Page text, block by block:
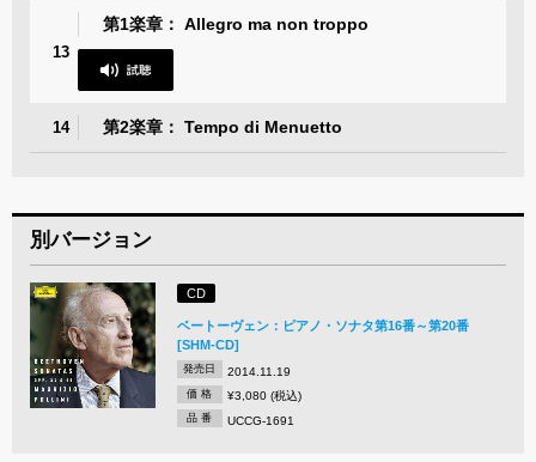
13
第1楽章： Allegro ma non troppo
14 第2楽章： Tempo di Menuetto
別バージョン
CD
ベートーヴェン：ピアノ・ソナタ第16番～第20番
[SHM-CD]
発売日 2014.11.19
価 格 ¥3,080 (税込)
品 番 UCCG-1691